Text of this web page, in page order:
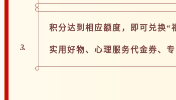
3.
积分达到相应额度，即可兑换“
实用好物、心理服务代金券、